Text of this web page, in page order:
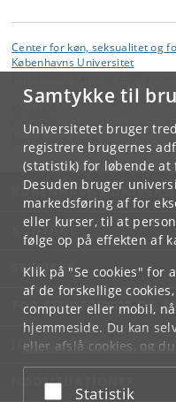
Samtykke til
Universitetet bruger
registrere brugernes
(statistik) for løbende at
Desuden bruger
markedsføring af for
eller kurser, til at
følge op på effekten af
Klik på "Se cookies" for
af de forskellige
computer eller mobil,
hjemmeside. Du kan
eller afslå cookies, og
underCookie- og
bunden af hver side.
Acceptér eller
Statistik
Center for køn, seksualitet og
Københavns Universitet
Center for køn, seksualitet og
KØBENHAVNS
KONTAKT
SERVICES
FOR STUDERENDE OG
JOB OG KARRIERE
NØDSITUATIONER